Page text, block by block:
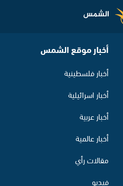
أخبار موقع الشمس
أخبار فلسطينية
أخبار اسرائيلية
أخبار عربية
أخبار عالمية
مقالات رأي
فيديو